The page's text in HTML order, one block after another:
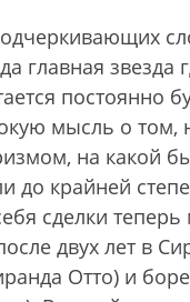
главная звезда
постоянно
мысль о
на какой
до крайней
сделки
двух лет в
Отто) и